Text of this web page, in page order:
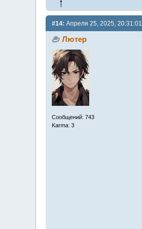
#14: Апреля 25, 2025, 20:31:01
Лютер
Сообщений: 743
Karma: 3